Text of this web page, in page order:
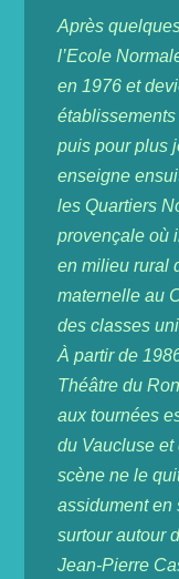
Après
l’Ecole
en 1976 et
puis pour plus
enseigne
les Quartiers
provençale où
en milieu rural
maternelle au
des classes
À partir de
Théâtre du
aux tournées
du Vaucluse
scène ne le
assidument en
surtour autour
Jean-Pierre